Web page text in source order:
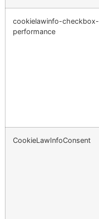
cookielawinfo-checkbox-
performance
CookieLawInfoConsent